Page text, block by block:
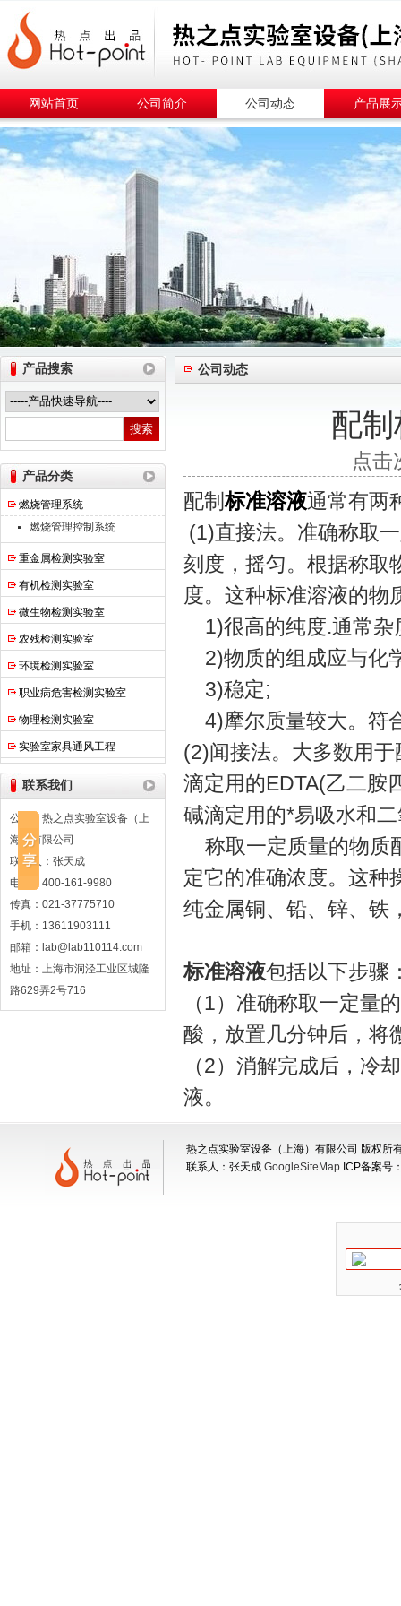
热之点实验室设备（上海）有限公司
网站首页 公司简介 公司动态 产品展
产品搜索
产品分类
燃烧管理系统
燃烧管理控制系统
重金属检测实验室
有机检测实验室
微生物检测实验室
农残检测实验室
环境检测实验室
职业病危害检测实验室
物理检测实验室
实验室家具通风工程
联系我们
公司：热之点实验室设备（上
海）有限公司
联系人：张天成
电话：400-161-9980
传真：021-37775710
手机：13611903111
邮箱：lab@lab110114.com
地址：上海市洞泾工业区城隆
路629弄2号716
公司动态
配
点击
配制标准溶液通常有两
(1)直接法。准确称取
刻度，摇匀。根据称取
度。这种标准溶液的物
1)很高的纯度.通常杂
2)物质的组成应与化
3)稳定;
4)摩尔质量较大。符
(2)闻接法。大多数用
滴定用的EDTA(乙二胺
碱滴定用的*易吸水和
称取一定质量的物质
定它的准确浓度。这种
纯金属铜、铅、锌、铁
标准溶液包括以下步骤
（1）准确称取一定量
酸，放置几分钟后，将
（2）消解完成后，冷
液。
热之点实验室设备（上海）有限公司 版权
联系人：张天成 GoogleSiteMap ICP备案号